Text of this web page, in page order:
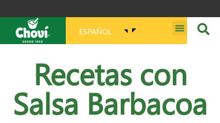
ESPAÑOL
Recetas con
Salsa Barbacoa